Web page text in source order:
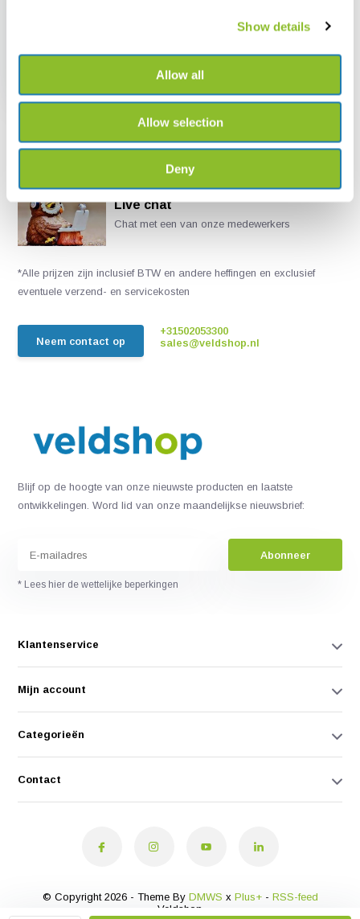
Show details
Allow all
Allow selection
Deny
Live chat
Chat met een van onze medewerkers
*Alle prijzen zijn inclusief BTW en andere heffingen en exclusief
eventuele verzend- en servicekosten
Neem contact op
+31502053300
sales@veldshop.nl
Blijf op de hoogte van onze nieuwste producten en laatste
ontwikkelingen. Word lid van onze maandelijkse nieuwsbrief:
Abonneer
* Lees hier de wettelijke beperkingen
Klantenservice
Mijn account
Categorieën
Contact
© Copyright 2026 - Theme By DMWS x Plus+- RSS-feed
Veldshop